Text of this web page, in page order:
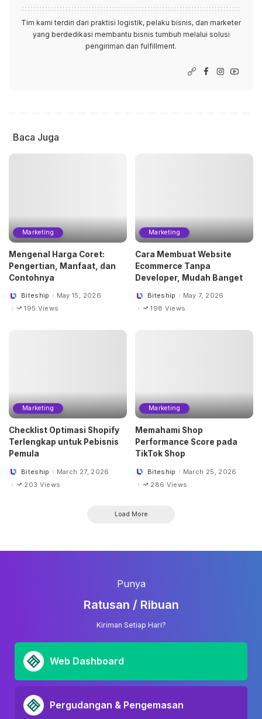
Tim kami terdiri dari praktisi logistik, pelaku bisnis, dan marketer
yang berdedikasi membantu bisnis tumbuh melalui solusi
pengiriman dan fulfillment.
Baca Juga
Marketing
Mengenal Harga Coret:
Pengertian, Manfaat, dan
Contohnya
PostedBiteship
May 15, 2026
195 Views
Marketing
Cara Membuat Website
Ecommerce Tanpa
Developer, Mudah Banget
PostedBiteship
May 7, 2026
198 Views
Marketing
Checklist Optimasi Shopify
Terlengkap untuk Pebisnis
Pemula
PostedBiteship
March 27, 2026
203 Views
Marketing
Memahami Shop
Performance Score pada
TikTok Shop
PostedBiteship
March 25, 2026
286 Views
Load More
Punya
Ratusan / Ribuan
Kiriman Setiap Hari?
Web Dashboard
Pergudangan & Pengemasan